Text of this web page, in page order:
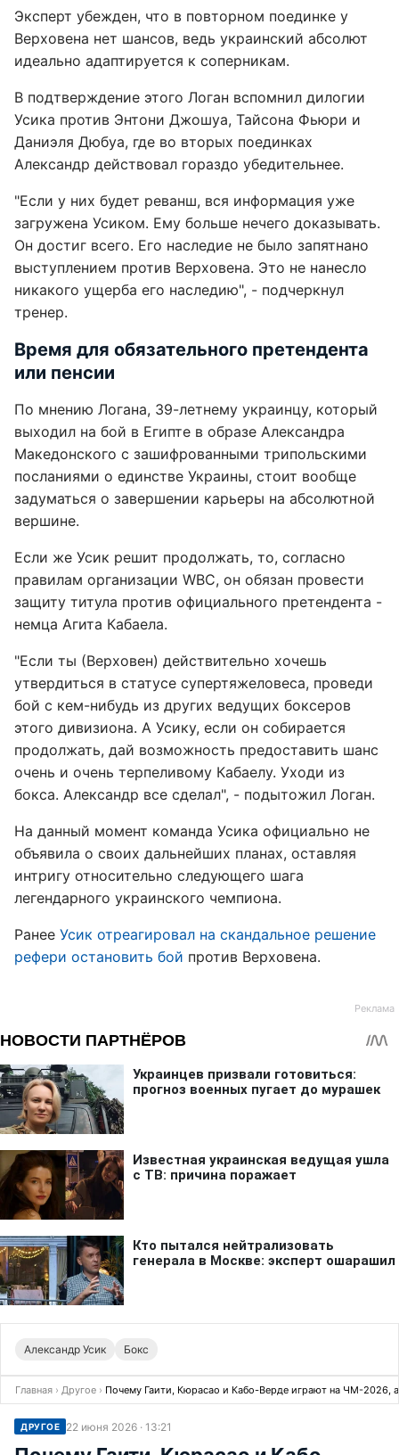
Эксперт убежден, что в повторном поединке у
Верховена нет шансов, ведь украинский абсолют
идеально адаптируется к соперникам.
В подтверждение этого Логан вспомнил дилогии
Усика против Энтони Джошуа, Тайсона Фьюри и
Даниэля Дюбуа, где во вторых поединках
Александр действовал гораздо убедительнее.
"Если у них будет реванш, вся информация уже
загружена Усиком. Ему больше нечего доказывать.
Он достиг всего. Его наследие не было запятнано
выступлением против Верховена. Это не нанесло
никакого ущерба его наследию", - подчеркнул
тренер.
Время для обязательного претендента
или пенсии
По мнению Логана, 39-летнему украинцу, который
выходил на бой в Египте в образе Александра
Македонского с зашифрованными трипольскими
посланиями о единстве Украины, стоит вообще
задуматься о завершении карьеры на абсолютной
вершине.
Если же Усик решит продолжать, то, согласно
правилам организации WBC, он обязан провести
защиту титула против официального претендента -
немца Агита Кабаела.
"Если ты (Верховен) действительно хочешь
утвердиться в статусе супертяжеловеса, проведи
бой с кем-нибудь из других ведущих боксеров
этого дивизиона. А Усику, если он собирается
продолжать, дай возможность предоставить шанс
очень и очень терпеливому Кабаелу. Уходи из
бокса. Александр все сделал", - подытожил Логан.
На данный момент команда Усика официально не
объявила о своих дальнейших планах, оставляя
интригу относительно следующего шага
легендарного украинского чемпиона.
Ранее Усик отреагировал на скандальное решение
рефери остановить бой против Верховена.
Александр Усик Бокс
Главная › Другое › Почему Гаити, Кюрасао и Кабо-Верде играют на ЧМ-2026,
ДРУГОЕ 22 июня 2026 · 13:21